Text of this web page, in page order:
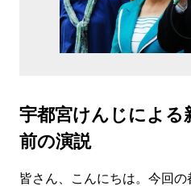
宇都宮けんじによる
前の演説
皆さん、こんにちは。今回